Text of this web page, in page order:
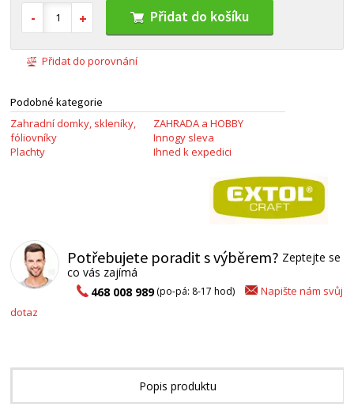
Přidat do košíku
Přidat do porovnání
Podobné kategorie
Zahradní domky, skleníky,
fóliovníky
Plachty
ZAHRADA a HOBBY
Innogy sleva
Ihned k expedici
Potřebujete poradit s výběrem? Zeptejte se
co vás zajímá
468 008 989(po-pá: 8-17 hod)
Napište nám svůj
dotaz
Popis produktu